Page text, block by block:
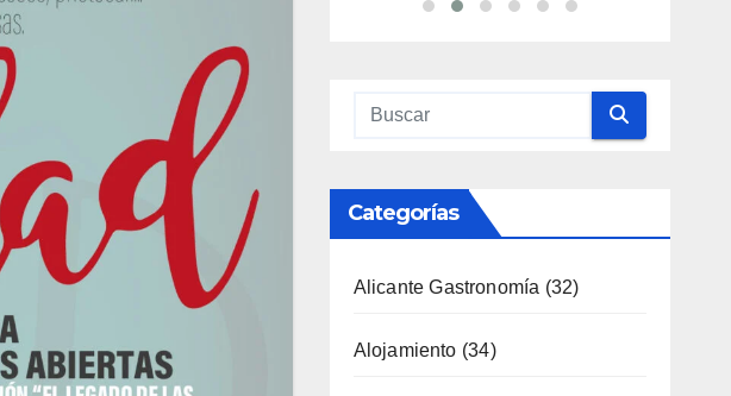
Alojamiento(34)
Artesanía(13)
Costa(51)